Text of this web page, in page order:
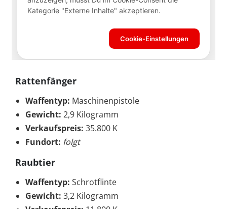
Rattenfänger
Waffentyp: Maschinenpistole
Gewicht: 2,9 Kilogramm
Verkaufspreis: 35.800 K
Fundort: folgt
Raubtier
Waffentyp: Schrotflinte
Gewicht: 3,2 Kilogramm